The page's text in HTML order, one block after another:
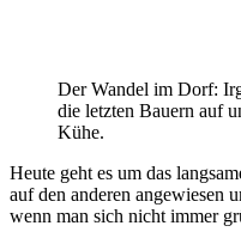
Der Wandel im Dorf:
die letzten Bauern auf
Kühe.
Heute geht es um das
auf den anderen angewiesen
wenn man sich nicht immer